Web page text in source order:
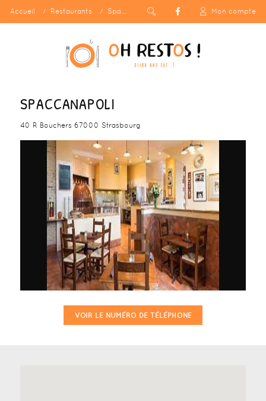
Accueil Restaurants Spaccanapoli Mon compte
SPACCANAPOLI
40 R Bouchers 67000 Strasbourg
VOIR LE NUMÉRO DE TÉLÉPHONE